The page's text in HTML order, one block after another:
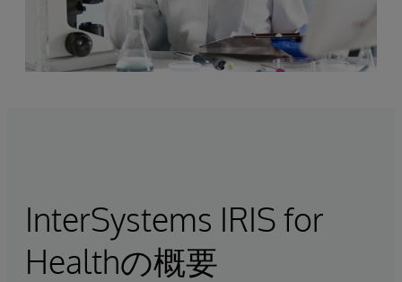
InterSystems IRIS for
Healthの概要